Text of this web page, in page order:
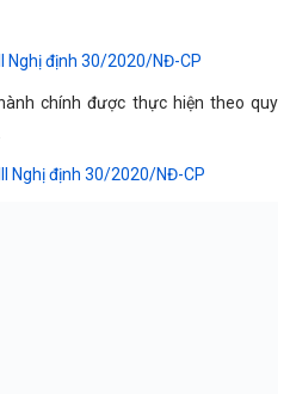
Nghị định 30/2020/NĐ-CP
chính được thực hiện theo quy
Nghị định 30/2020/NĐ-CP